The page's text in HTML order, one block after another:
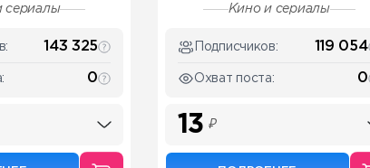
сериалы
143 325
0
Кино и сериалы
Подписчиков: 119 054
Охват поста: 0
13 ₽